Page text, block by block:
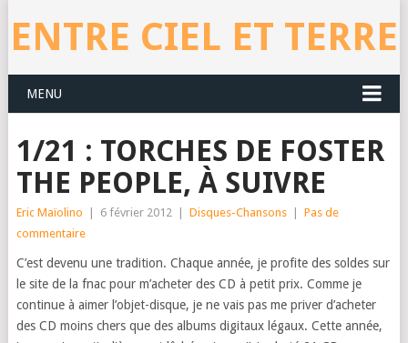
ENTRE CIEL ET TERRE
MENU
1/21 : TORCHES DE FOSTER
THE PEOPLE, À SUIVRE
Eric Maïolino 6 février 2012 Disques-Chansons
Pas de
commentaire
C’est devenu une tradition. Chaque année, je profite des soldes sur
le site de la fnac pour m’acheter des CD à petit prix. Comme je
continue à aimer l’objet-disque, je ne vais pas me priver d’acheter
des CD moins chers que des albums digitaux légaux. Cette année,